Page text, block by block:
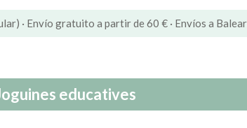
· Envío gratuito a partir de 60 € · Envíos a
educatives